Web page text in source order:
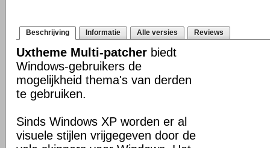
Beschrijving Informatie Alle versies Reviews
Uxtheme Multi-patcher biedt
Windows-gebruikers de
mogelijkheid thema's van derden
te gebruiken.
Sinds Windows XP worden er al
visuele stijlen vrijgegeven door de